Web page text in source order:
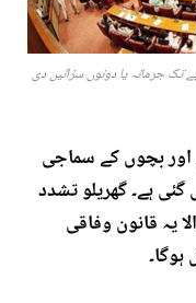
ایک لاکھ روپے تک جرمانہ یا دونوں سزائیں دی
اور بچوں کے سماجی
ہے۔ گھریلو تشدد
والا یہ قانون وفاقی
ہوگا۔